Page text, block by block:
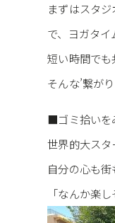
まずはスタ
で、ヨガタ
短い時間でも
そんな’繋が
■ゴミ拾いを
世界的大ス
自分の心も
「なんか楽